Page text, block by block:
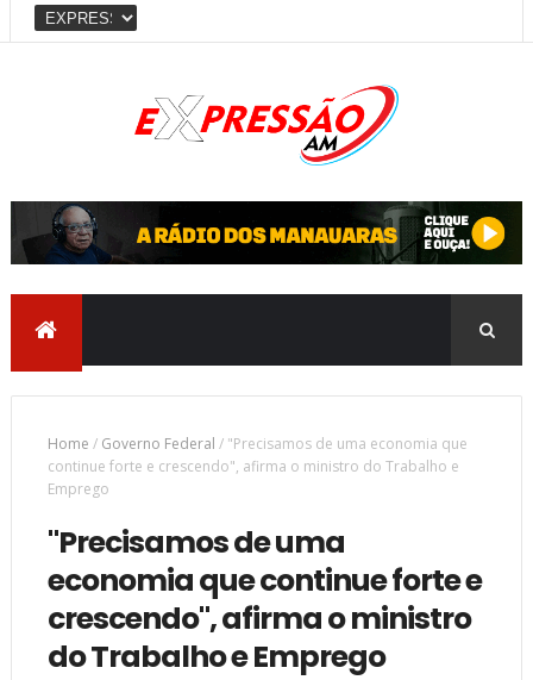
Home / Governo Federal / "Precisamos de uma economia que
continue forte e crescendo", afirma o ministro do Trabalho e
Emprego
"Precisamos de uma
economia que continue forte e
crescendo", afirma o ministro
do Trabalho e Emprego